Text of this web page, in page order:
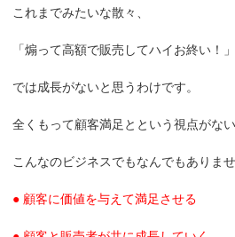
これまでみたいな散々、
「煽って高額で販売してハイお終い！」
では成長がないと思うわけです。
全くもって顧客満足とという視点がな
こんなのビジネスでもなんでもありませ
● 顧客に価値を与えて満足させる